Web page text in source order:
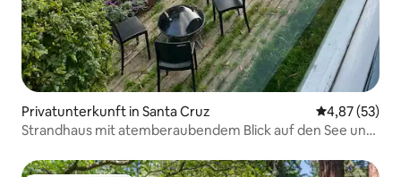
Privatunterkunft in Santa Cruz
4,87 (53)
Strandhaus mit atemberaubendem Blick auf den See und